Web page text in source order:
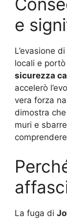
e
L’evasione
locali e
sicurezza
accelerò
vera forza
dimostra
muri e
La fuga di